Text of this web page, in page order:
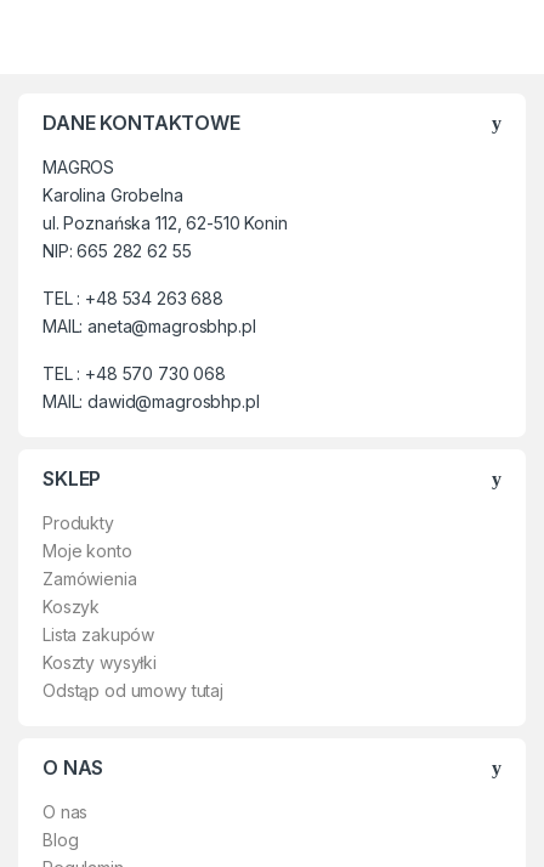
DANE KONTAKTOWE
MAGROS
Karolina Grobelna
ul. Poznańska 112, 62-510 Konin
NIP: 665 282 62 55
TEL : +48 534 263 688
MAIL: aneta@magrosbhp.pl
TEL : +48 570 730 068
MAIL: dawid@magrosbhp.pl
SKLEP
Produkty
Moje konto
Zamówienia
Koszyk
Lista zakupów
Koszty wysyłki
Odstąp od umowy tutaj
O NAS
O nas
Blog